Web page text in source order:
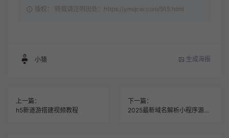
版权： 转载请注明出处：https://ymqcw.com/915.html
小猿 生成海报
上一篇：
h5新道游搭建视频教程
下一篇：
2025最新域名解析小程序源码|Uniapp前端+FastAdmin后端|支持腾讯云/阿里云全自动解析